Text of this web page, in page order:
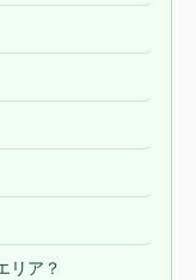
リア？